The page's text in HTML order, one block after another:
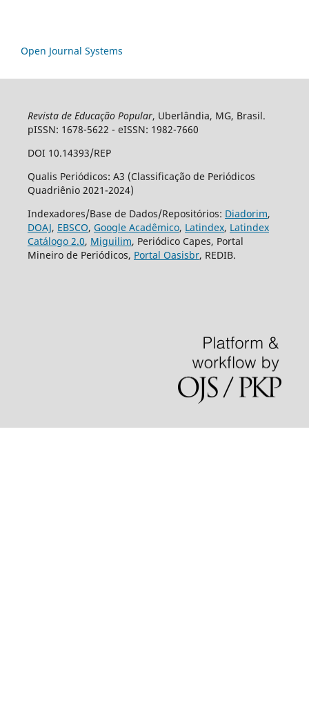
Open Journal Systems
Revista de Educação Popular, Uberlândia, MG, Brasil.
pISSN: 1678-5622 - eISSN: 1982-7660
DOI 10.14393/REP
Qualis Periódicos: A3 (Classificação de Periódicos
Quadriênio 2021-2024)
Indexadores/Base de Dados/Repositórios: Diadorim,
DOAJ, EBSCO, Google Acadêmico, Latindex, Latindex
Catálogo 2.0, Miguilim, Periódico Capes, Portal
Mineiro de Periódicos, Portal Oasisbr, REDIB.